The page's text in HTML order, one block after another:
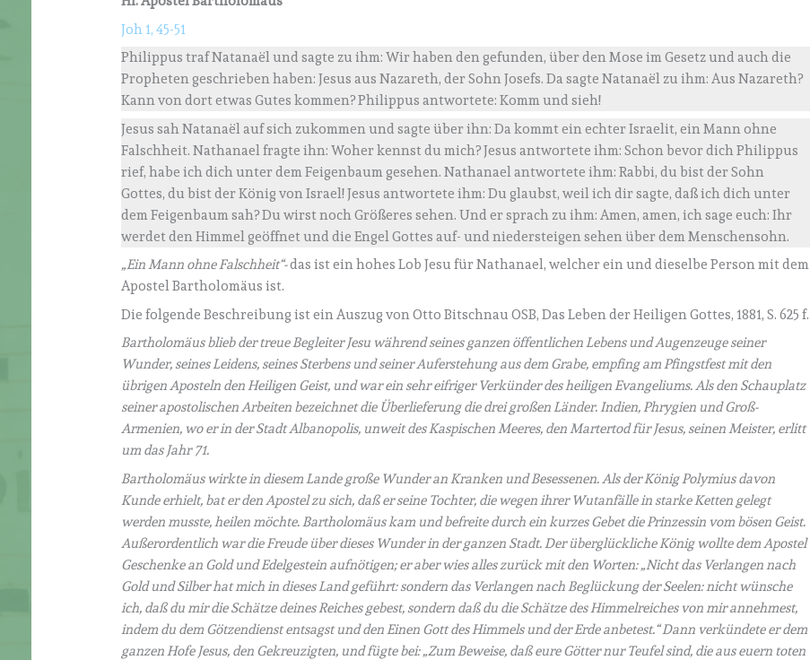
Joh 1, 45-51
Philippus traf Natanaël und sagte zu ihm: Wir haben den gefunden, über den Mose im Gesetz und auch die
Propheten geschrieben haben: Jesus aus Nazareth, der Sohn Josefs. Da sagte Natanaël zu ihm: Aus Nazareth?
Kann von dort etwas Gutes kommen? Philippus antwortete: Komm und sieh!
Jesus sah Natanaël auf sich zukommen und sagte über ihn: Da kommt ein echter Israelit, ein Mann ohne
Falschheit. Nathanael fragte ihn: Woher kennst du mich? Jesus antwortete ihm: Schon bevor dich Philippus
rief, habe ich dich unter dem Feigenbaum gesehen. Nathanael antwortete ihm: Rabbi, du bist der Sohn
Gottes, du bist der König von Israel! Jesus antwortete ihm: Du glaubst, weil ich dir sagte, daß ich dich unter
dem Feigenbaum sah? Du wirst noch Größeres sehen. Und er sprach zu ihm: Amen, amen, ich sage euch: Ihr
werdet den Himmel geöffnet und die Engel Gottes auf- und niedersteigen sehen über dem Menschensohn.
„Ein Mann ohne Falschheit“-das ist ein hohes Lob Jesu für Nathanael, welcher ein und dieselbe Person mit dem
Apostel Bartholomäus ist.
Die folgende Beschreibung ist ein Auszug von Otto Bitschnau OSB, Das Leben der Heiligen Gottes, 1881, S. 625 f.
Bartholomäus blieb der treue Begleiter Jesu während seines ganzen öffentlichen Lebens und Augenzeuge seiner
Wunder, seines Leidens, seines Sterbens und seiner Auferstehung aus dem Grabe, empfing am Pfingstfest mit den
übrigen Aposteln den Heiligen Geist, und war ein sehr eifriger Verkünder des heiligen Evangeliums. Als den Schauplatz
seiner apostolischen Arbeiten bezeichnet die Überlieferung die drei großen Länder. Indien, Phrygien und Groß-
Armenien, wo er in der Stadt Albanopolis, unweit des Kaspischen Meeres, den Martertod für Jesus, seinen Meister, erlitt
um das Jahr 71.
Bartholomäus wirkte in diesem Lande große Wunder an Kranken und Besessenen. Als der König Polymius davon
Kunde erhielt, bat er den Apostel zu sich, daß er seine Tochter, die wegen ihrer Wutanfälle in starke Ketten gelegt
werden musste, heilen möchte. Bartholomäus kam und befreite durch ein kurzes Gebet die Prinzessin vom bösen Geist.
Außerordentlich war die Freude über dieses Wunder in der ganzen Stadt. Der überglückliche König wollte dem Apostel
Geschenke an Gold und Edelgestein aufnötigen; er aber wies alles zurück mit den Worten: „Nicht das Verlangen nach
Gold und Silber hat mich in dieses Land geführt: sondern das Verlangen nach Beglückung der Seelen: nicht wünsche
ich, daß du mir die Schätze deines Reiches gebest, sondern daß du die Schätze des Himmelreiches von mir annehmest,
indem du dem Götzendienst entsagst und den Einen Gott des Himmels und der Erde anbetest.“ Dann verkündete er dem
ganzen Hofe Jesus, den Gekreuzigten, und fügte bei: „Zum Beweise, daß eure Götter nur Teufel sind, die aus euern toten